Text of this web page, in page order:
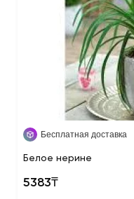
Бесплатная доставка
Белое нерине
5383₸